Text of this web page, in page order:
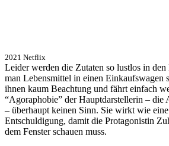
2021 Netflix
Leider werden die Zutaten so lustlos in
man Lebensmittel in einen Einkaufswagen
ihnen kaum Beachtung und fährt einfach
“Agoraphobie” der Hauptdarstellerin – die
– überhaupt keinen Sinn. Sie wirkt wie
Entschuldigung, damit die Protagonistin
dem Fenster schauen muss.